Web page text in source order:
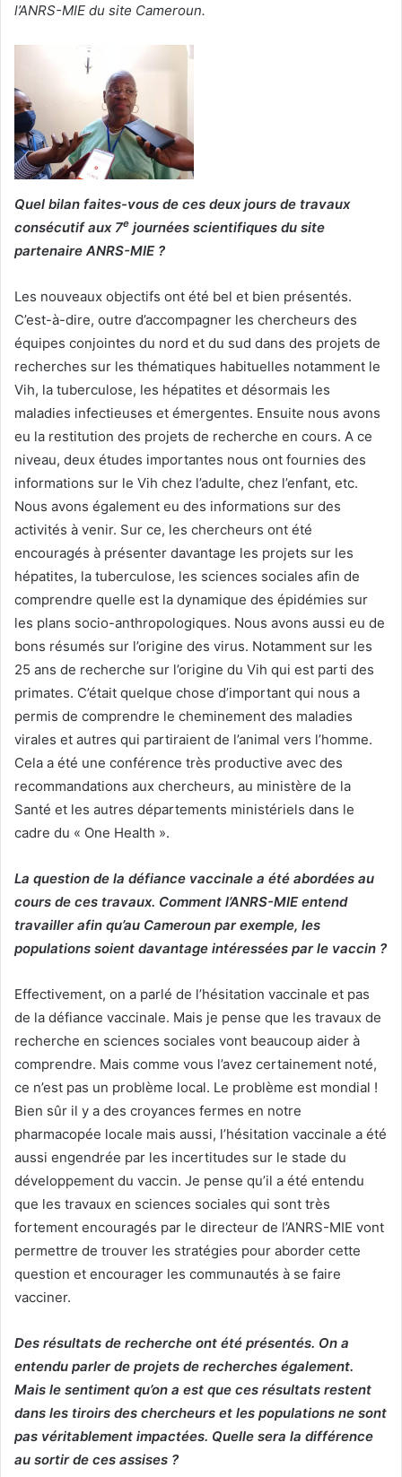
l’ANRS-MIE du site Cameroun.
Quel bilan faites-vous de ces deux jours de travaux
consécutif aux 7e journées scientifiques du site
partenaire ANRS-MIE ?
Les nouveaux objectifs ont été bel et bien présentés.
C’est-à-dire, outre d’accompagner les chercheurs des
équipes conjointes du nord et du sud dans des projets de
recherches sur les thématiques habituelles notamment le
Vih, la tuberculose, les hépatites et désormais les
maladies infectieuses et émergentes. Ensuite nous avons
eu la restitution des projets de recherche en cours. A ce
niveau, deux études importantes nous ont fournies des
informations sur le Vih chez l’adulte, chez l’enfant, etc.
Nous avons également eu des informations sur des
activités à venir. Sur ce, les chercheurs ont été
encouragés à présenter davantage les projets sur les
hépatites, la tuberculose, les sciences sociales afin de
comprendre quelle est la dynamique des épidémies sur
les plans socio-anthropologiques. Nous avons aussi eu de
bons résumés sur l’origine des virus. Notamment sur les
25 ans de recherche sur l’origine du Vih qui est parti des
primates. C’était quelque chose d’important qui nous a
permis de comprendre le cheminement des maladies
virales et autres qui partiraient de l’animal vers l’homme.
Cela a été une conférence très productive avec des
recommandations aux chercheurs, au ministère de la
Santé et les autres départements ministériels dans le
cadre du « One Health ».
La question de la défiance vaccinale a été abordées au
cours de ces travaux. Comment l’ANRS-MIE entend
travailler afin qu’au Cameroun par exemple, les
populations soient davantage intéressées par le vaccin ?
Effectivement, on a parlé de l’hésitation vaccinale et pas
de la défiance vaccinale. Mais je pense que les travaux de
recherche en sciences sociales vont beaucoup aider à
comprendre. Mais comme vous l’avez certainement noté,
ce n’est pas un problème local. Le problème est mondial !
Bien sûr il y a des croyances fermes en notre
pharmacopée locale mais aussi, l’hésitation vaccinale a été
aussi engendrée par les incertitudes sur le stade du
développement du vaccin. Je pense qu’il a été entendu
que les travaux en sciences sociales qui sont très
fortement encouragés par le directeur de l’ANRS-MIE vont
permettre de trouver les stratégies pour aborder cette
question et encourager les communautés à se faire
vacciner.
Des résultats de recherche ont été présentés. On a
entendu parler de projets de recherches également.
Mais le sentiment qu’on a est que ces résultats restent
dans les tiroirs des chercheurs et les populations ne sont
pas véritablement impactées. Quelle sera la différence
au sortir de ces assises ?